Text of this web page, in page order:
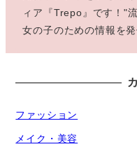
ィア『Trepo』です！"
女の子のための情報を
ファッション
メイク・美容